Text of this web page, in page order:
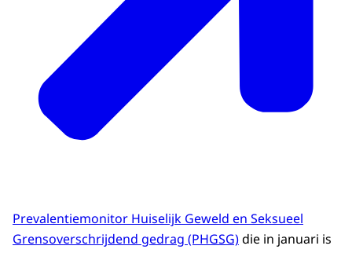
Prevalentiemonitor Huiselijk Geweld en Seksueel
Grensoverschrijdend gedrag (PHGSG)die in januari is